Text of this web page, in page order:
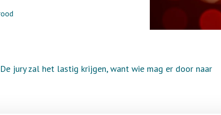
jury zal het lastig krijgen, want wie mag er door naar